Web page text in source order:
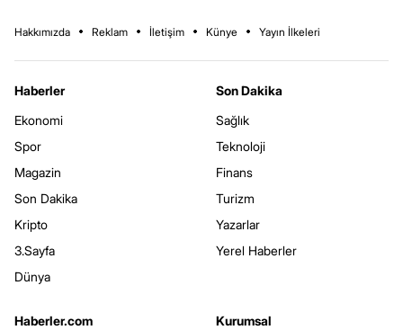
Hakkımızda Reklam İletişim Künye Yayın İlkeleri
Haberler
Ekonomi
Spor
Magazin
Son Dakika
Kripto
3.Sayfa
Dünya
Son Dakika
Sağlık
Teknoloji
Finans
Turizm
Yazarlar
Yerel Haberler
Haberler.com
Kurumsal